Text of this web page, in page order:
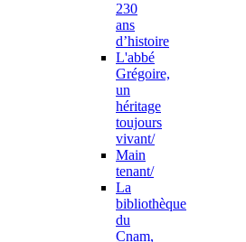
230
ans
d’histoire
L'abbé
Grégoire,
un
héritage
toujours
vivant/
Main
tenant/
La
bibliothèque
du
Cnam,